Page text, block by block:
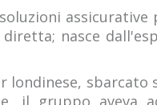
nasce
londinese,
il gruppo aveva